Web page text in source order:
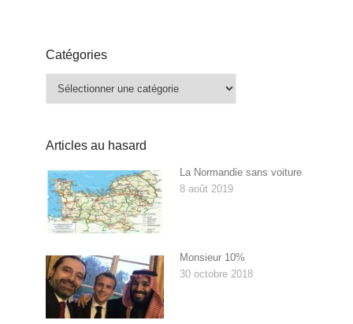
Catégories
Articles au hasard
La Normandie sans voiture
8 août 2019
Monsieur 10%
30 octobre 2018